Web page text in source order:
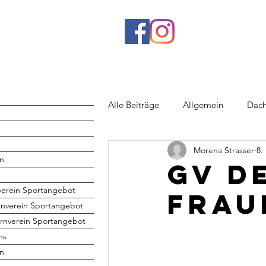
Alle Beiträge Allgemein
Jugend
GV
Morena Strasser 8.
Sportangebot
Sportangebot
Sportangebot